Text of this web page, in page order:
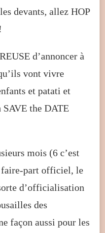
devants, allez HOP
d’annoncer à
vont vivre
et patati et
SAVE the DATE
mois (6 c’est
faire-part officiel, le
d’officialisation
des
façon aussi pour les